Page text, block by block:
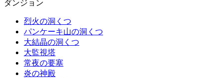
ダンジョン
烈火の洞くつ
パンケーキ山の洞くつ
大結晶の洞くつ
大監視塔
常夜の要塞
炎の神殿